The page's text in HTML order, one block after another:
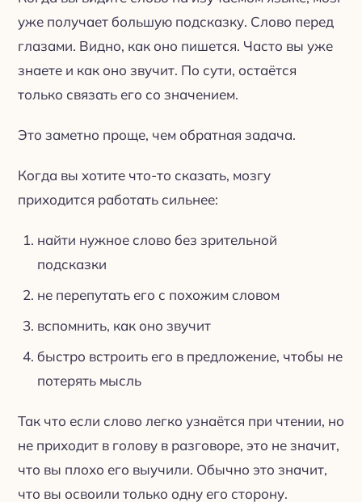
уже получает большую подсказку. Слово перед
глазами. Видно, как оно пишется. Часто вы уже
знаете и как оно звучит. По сути, остаётся
только связать его со значением.
Это заметно проще, чем обратная задача.
Когда вы хотите что-то сказать, мозгу
приходится работать сильнее:
найти нужное слово без зрительной
подсказки
не перепутать его с похожим словом
вспомнить, как оно звучит
быстро встроить его в предложение, чтобы не
потерять мысль
Так что если слово легко узнаётся при чтении, но
не приходит в голову в разговоре, это не значит,
что вы плохо его выучили. Обычно это значит,
что вы освоили только одну его сторону.